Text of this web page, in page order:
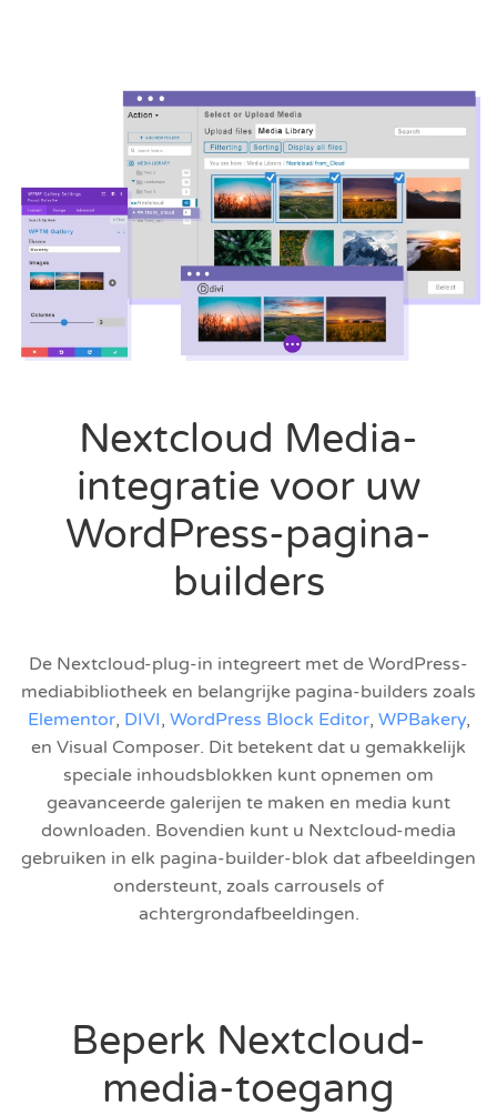
Nextcloud Media-
integratie voor uw
WordPress-pagina-
builders
De Nextcloud-plug-in integreert met de WordPress-
mediabibliotheek en belangrijke pagina-builders zoals
Elementor, DIVI, WordPress Block Editor, WPBakery,
en Visual Composer. Dit betekent dat u gemakkelijk
speciale inhoudsblokken kunt opnemen om
geavanceerde galerijen te maken en media kunt
downloaden. Bovendien kunt u Nextcloud-media
gebruiken in elk pagina-builder-blok dat afbeeldingen
ondersteunt, zoals carrousels of
achtergrondafbeeldingen.
Beperk Nextcloud-
media-toegang